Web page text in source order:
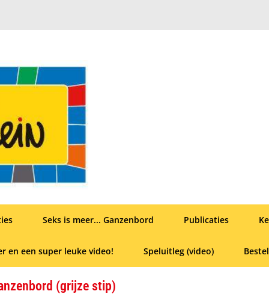
Seks is meer... Ganzenbord Publicaties
en een super leuke video! Speluitleg (video)
(grijze stip)